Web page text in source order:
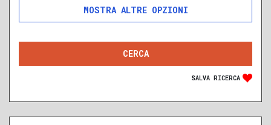
ALTRE OPZIONI
SOLO ANNUNCI IN ASTA
SALVA RICERCA